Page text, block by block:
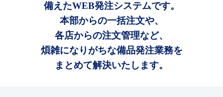
備えたWEB発注システムです。
本部からの一括注文や、
各店からの注文管理など、
煩雑になりがちな備品発注業務を
まとめて解決いたします。